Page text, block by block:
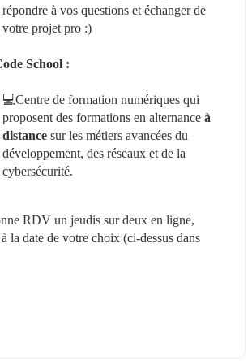
répondre à vos questions et échanger de
votre projet pro :)
School :
💻Centre de formation numériques qui
proposent des formations en alternance à
distance sur les métiers avancées du
développement, des réseaux et de la
cybersécurité.
RDV un jeudis sur deux en ligne,
la date de votre choix (ci-dessus dans